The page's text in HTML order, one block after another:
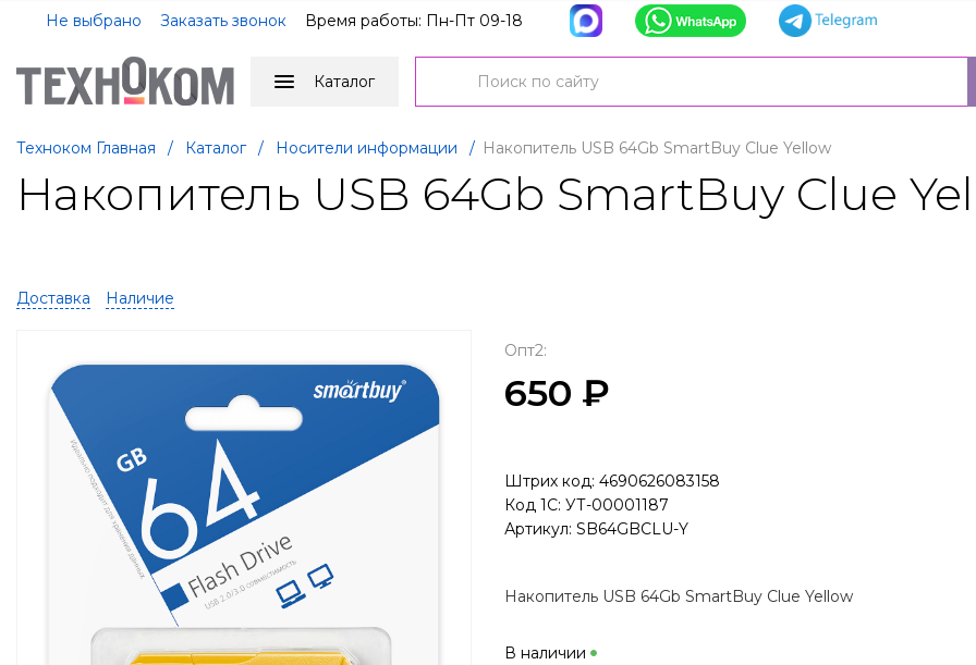
Не выбрано Заказать звонок Время работы: Пн-Пт 09-18
Каталог
Техноком Главная / Каталог / Носители информации / Накопитель USB 64Gb SmartBuy Clue Yellow
Накопитель USB 64Gb SmartBuy Clue
Доставка Наличие
Опт2:
650 ₽
Штрих код: 4690626083158
Код 1С: УТ-00001187
Артикул: SB64GBCLU-Y
Накопитель USB 64Gb SmartBuy Clue Yellow
В наличии